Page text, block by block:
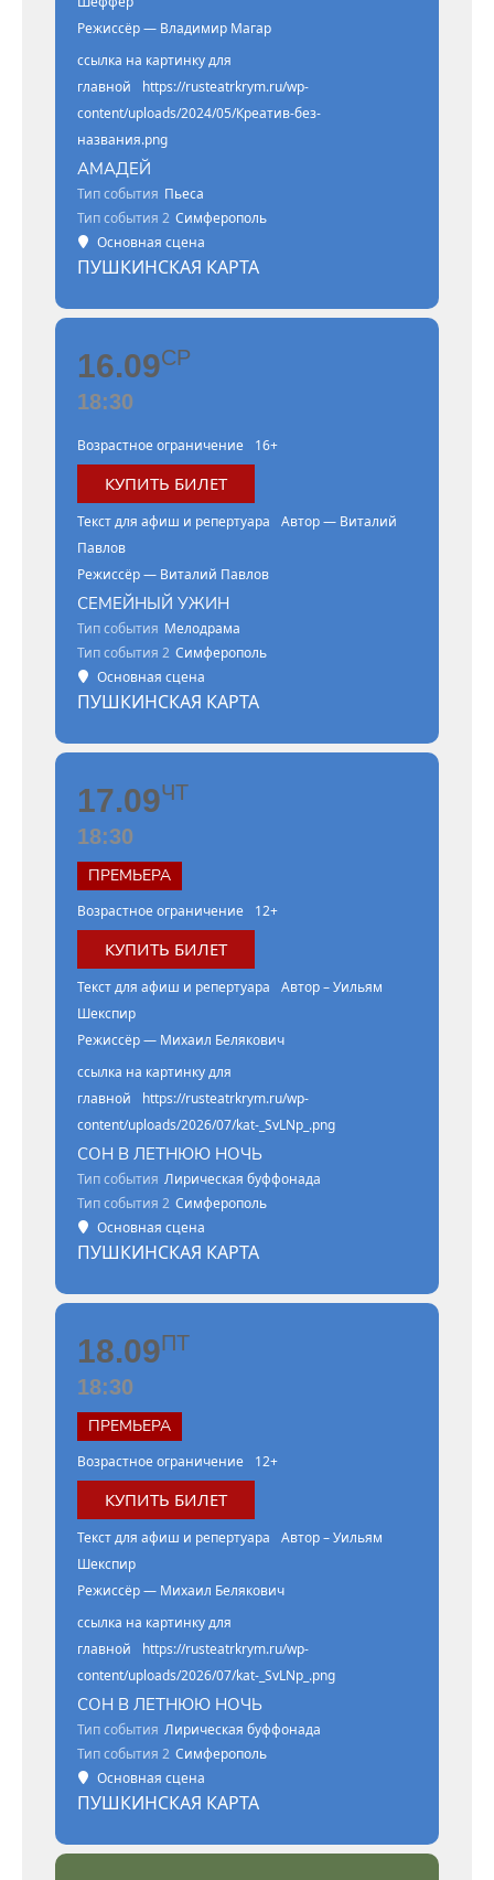
Режиссёр — Владимир Магар
ссылка на картинку для
главной
https://rusteatrkrym.ru/wp-
content/uploads/2024/05/Креатив-без-
названия.png
АМАДЕЙ
Тип события Пьеса
Тип события 2 Симферополь
Основная сцена
ПУШКИНСКАЯ КАРТА
16.09СР
18:30
Возрастное ограничение 16+
КУПИТЬ БИЛЕТ
Текст для афиш и репертуара
Автор — Виталий
Павлов
Режиссёр — Виталий Павлов
СЕМЕЙНЫЙ УЖИН
Тип события Мелодрама
Тип события 2 Симферополь
Основная сцена
ПУШКИНСКАЯ КАРТА
17.09ЧТ
18:30
ПРЕМЬЕРА
Возрастное ограничение 12+
КУПИТЬ БИЛЕТ
Текст для афиш и репертуара
Автор – Уильям
Шекспир
Режиссёр — Михаил Белякович
ссылка на картинку для
главной
https://rusteatrkrym.ru/wp-
content/uploads/2026/07/kat-_SvLNp_.png
СОН В ЛЕТНЮЮ НОЧЬ
Тип события Лирическая буффонада
Тип события 2 Симферополь
Основная сцена
ПУШКИНСКАЯ КАРТА
18.09ПТ
18:30
ПРЕМЬЕРА
Возрастное ограничение 12+
КУПИТЬ БИЛЕТ
Текст для афиш и репертуара
Автор – Уильям
Шекспир
Режиссёр — Михаил Белякович
ссылка на картинку для
главной
https://rusteatrkrym.ru/wp-
content/uploads/2026/07/kat-_SvLNp_.png
СОН В ЛЕТНЮЮ НОЧЬ
Тип события Лирическая буффонада
Тип события 2 Симферополь
Основная сцена
ПУШКИНСКАЯ КАРТА